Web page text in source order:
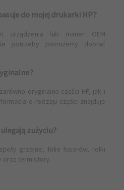
do mojej drukarki HP?
urządzenia lub numer OEM
potrzeby pomożemy dobrać
oryginalne części HP, jak i
o rodzaju części znajduje
zużyciu?
grzejne, folie fuserów, rolki
oraz termistory.